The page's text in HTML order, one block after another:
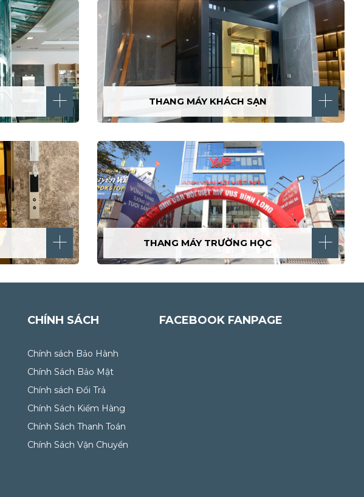
THANG MÁY KHÁCH SẠN
THANG MÁY TRƯỜNG HỌC
CHÍNH SÁCH
Chính sách Bảo Hành
Chính Sách Bảo Mật
Chính sách Đổi Trả
Chính Sách Kiểm Hàng
Chính Sách Thanh Toán
Chính Sách Vận Chuyển
FACEBOOK FANPAGE